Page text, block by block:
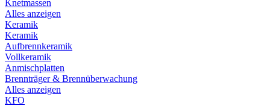
Knetmassen
Alles anzeigen
Keramik
Keramik
Aufbrennkeramik
Vollkeramik
Anmischplatten
Brennträger & Brennüberwachung
Alles anzeigen
KFO